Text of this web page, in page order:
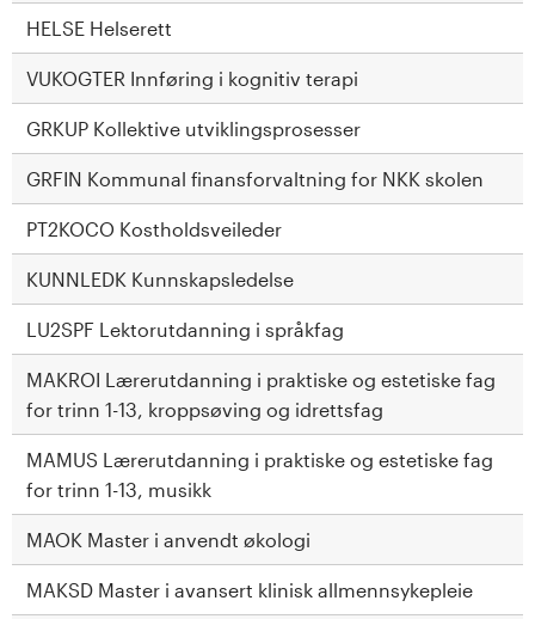
HELSE Helserett
VUKOGTER Innføring i kognitiv terapi
GRKUP Kollektive utviklingsprosesser
GRFIN Kommunal finansforvaltning for NKK skolen
PT2KOCO Kostholdsveileder
KUNNLEDK Kunnskapsledelse
LU2SPF Lektorutdanning i språkfag
MAKROI Lærerutdanning i praktiske og estetiske fag
for trinn 1-13, kroppsøving og idrettsfag
MAMUS Lærerutdanning i praktiske og estetiske fag
for trinn 1-13, musikk
MAOK Master i anvendt økologi
MAKSD Master i avansert klinisk allmennsykepleie